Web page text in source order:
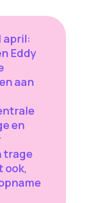
april:
Eddy
aan
en
trage
ook,